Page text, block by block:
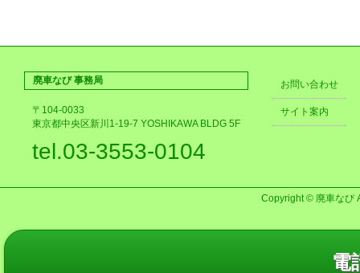
廃車なび 事務局
〒104-0033
東京都中央区新川1-19-7 YOSHIKAWA BLDG 5F
tel.03-3553-0104
お問い合わせ
サイト案内
Copyright © 廃車なび
電